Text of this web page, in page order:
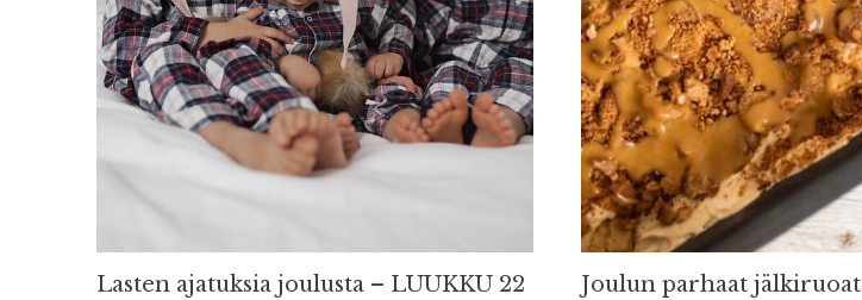
Lasten ajatuksia joulusta – LUUKKU 22 Joulun parhaat jälkiruoat